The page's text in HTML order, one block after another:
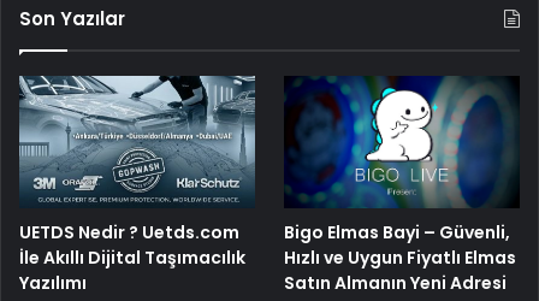
Son Yazılar
UETDS Nedir ? Uetds.com
İle Akıllı Dijital Taşımacılık
Yazılımı
Bigo Elmas Bayi – Güvenli,
Hızlı ve Uygun Fiyatlı Elmas
Satın Almanın Yeni Adresi